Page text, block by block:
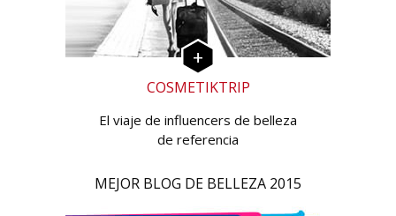
COSMETIKTRIP
El viaje de influencers de belleza
de referencia
MEJOR BLOG DE BELLEZA 2015